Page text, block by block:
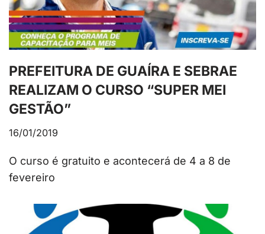
PREFEITURA DE GUAÍRA E SEBRAE
REALIZAM O CURSO “SUPER MEI
GESTÃO”
16/01/2019
O curso é gratuito e acontecerá de 4 a 8 de
fevereiro